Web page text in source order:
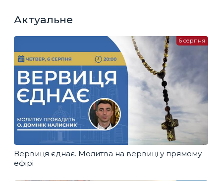
Актуальне
Вервиця єднає. Молитва на вервиці у прямому
ефірі
6 серпня